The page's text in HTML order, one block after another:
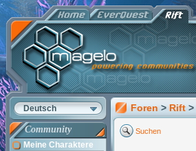
Deutsch
Community
Meine Charaktere
Foren > Rift >
Suchen